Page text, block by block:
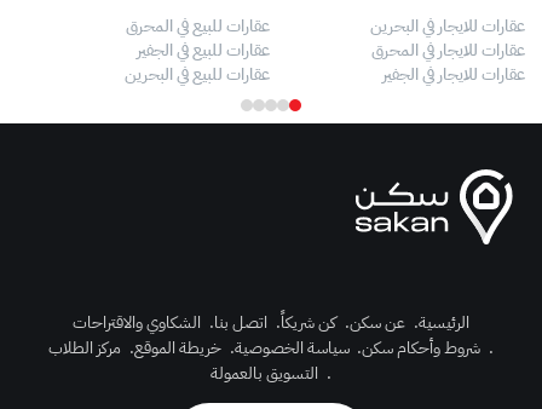
عقارات للايجار في البحرين
عقارات للايجار في المحرق
عقارات للايجار في الجفير
عقارات للبيع في المحرق
عقارات للبيع في الجفير
عقارات للبيع في البحرين
الرئيسية. عن سكن. كن شريكاً. اتصل بنا. الشكاوي والاقتراحات
. شروط وأحكام سكن. سياسة الخصوصية. خريطة الموقع. مركز الطلاب
. التسويق بالعمولة